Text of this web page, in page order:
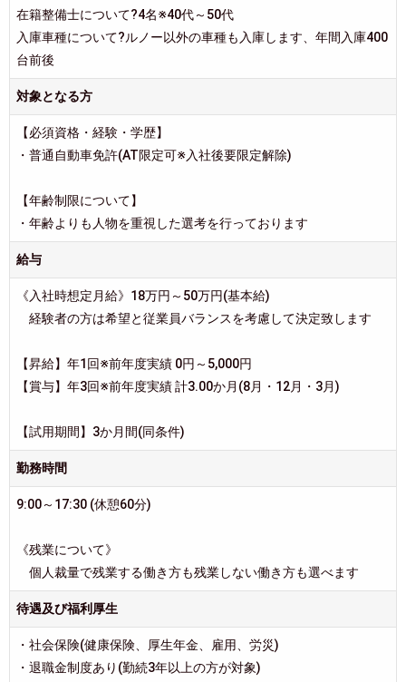
在籍整備士について?4名※40代～50代
入庫車種について?ルノー以外の車種も入庫します、年間入庫400
台前後
対象となる方
【必須資格・経験・学歴】
・普通自動車免許(AT限定可※入社後要限定解除)
【年齢制限について】
・年齢よりも人物を重視した選考を行っております
給与
《入社時想定月給》18万円～50万円(基本給)
経験者の方は希望と従業員バランスを考慮して決定致します
【昇給】年1回※前年度実績 0円～5,000円
【賞与】年3回※前年度実績 計3.00か月(8月・12月・3月)
【試用期間】3か月間(同条件)
勤務時間
9:00～17:30 (休憩60分)
《残業について》
個人裁量で残業する働き方も残業しない働き方も選べます
待遇及び福利厚生
・社会保険(健康保険、厚生年金、雇用、労災)
・退職金制度あり(勤続3年以上の方が対象)